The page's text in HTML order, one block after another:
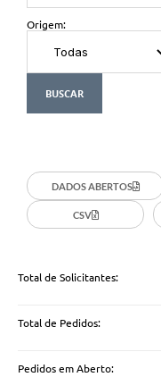
Origem:
DADOS ABERTOS
CSV
Total de Solicitantes:
Total de Pedidos:
Pedidos em Aberto: